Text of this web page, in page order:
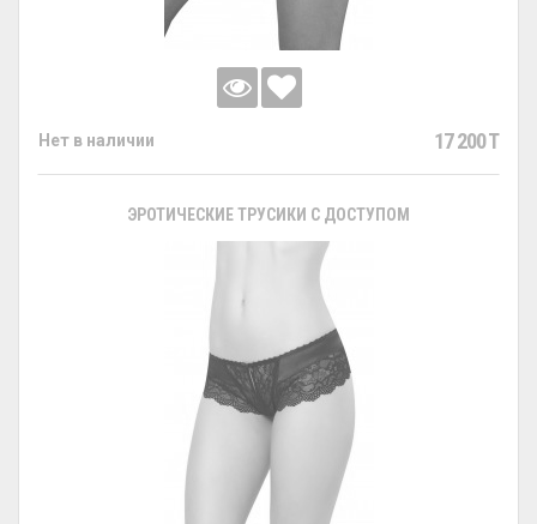
Нет в наличии 17 200 T
ЭРОТИЧЕСКИЕ ТРУСИКИ С ДОСТУПОМ